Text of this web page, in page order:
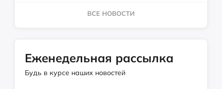
ВСЕ НОВОСТИ
Еженедельная рассылка
Будь в курсе наших новостей